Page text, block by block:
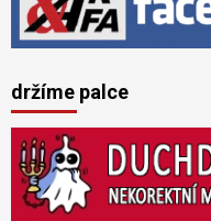
držíme palce